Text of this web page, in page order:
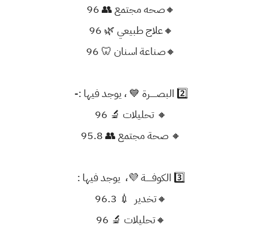
🔸صحه مجتمع 👥 96
🔸علاج طبيعي 🌿 96
🔸صناعة اسنان 🦷 96
2️⃣ البصـــــرة 💙 ، يوجد فيها :-
🔸 تحليلات 🔬 96
🔸 صحة مجتمع 👥 95.8
3️⃣ الكوفـــــة 💜، يوجد فيها :
🔸تخدير 💉 96.3
🔸تحليلات 🔬 96